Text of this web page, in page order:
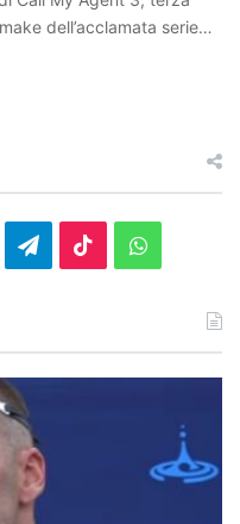
dell’acclamata serie…
Telegram
TikTok